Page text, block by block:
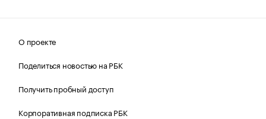
О проекте
Поделиться новостью на РБК
Получить пробный доступ
Корпоративная подписка РБК